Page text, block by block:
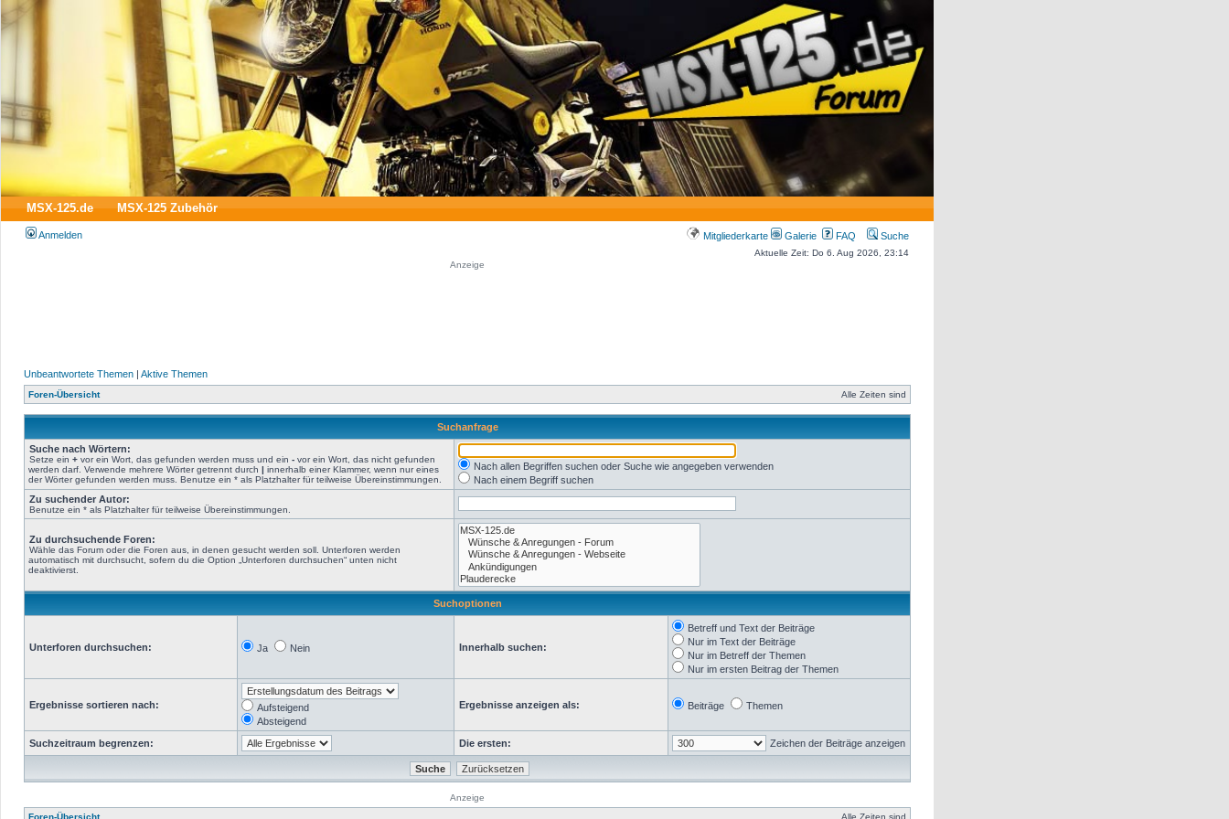
MSX-125.de MSX-125 Zubehör
Anmelden Mitgliederkarte Galerie FAQ Suche
Aktuelle Zeit: Do 6. Aug 2026, 23:14
Anzeige
Unbeantwortete Themen | Aktive Themen
Foren-Übersicht Alle Zeiten sind
Suchanfrage
Suche nach Wörtern:
Setze ein + vor ein Wort, das gefunden werden muss und ein - vor ein Wort, das nicht gefunden
werden darf. Verwende mehrere Wörter getrennt durch | innerhalb einer Klammer, wenn nur eines
der Wörter gefunden werden muss. Benutze ein * als Platzhalter für teilweise Übereinstimmungen.
Nach allen Begriffen suchen oder Suche wie angegeben verwenden
Nach einem Begriff suchen
Zu suchender Autor:
Benutze ein * als Platzhalter für teilweise Übereinstimmungen.
Zu durchsuchende Foren:
Wähle das Forum oder die Foren aus, in denen gesucht werden soll. Unterforen werden
automatisch mit durchsucht, sofern du die Option „Unterforen durchsuchen“ unten nicht
deaktivierst.
Suchoptionen
Unterforen durchsuchen: Ja Nein Innerhalb suchen:
Betreff und Text der Beiträge
Nur im Text der Beiträge
Nur im Betreff der Themen
Nur im ersten Beitrag der Themen
Ergebnisse sortieren nach:
Aufsteigend
Absteigend
Ergebnisse anzeigen als: Beiträge Themen
Suchzeitraum begrenzen: Die ersten: Zeichen der Beiträge anzeigen
Anzeige
Foren-Übersicht
Alle Zeiten sind